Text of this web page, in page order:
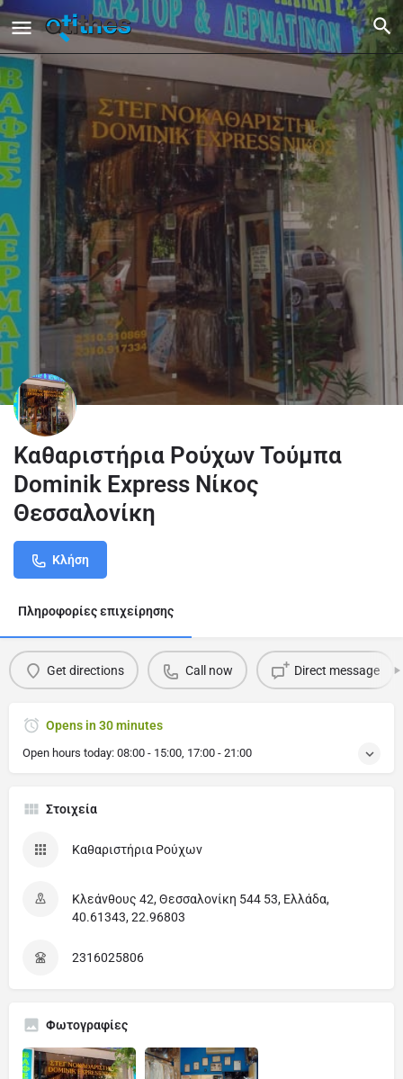
Καθαριστήρια Ρούχων Τούμπα
Dominik Express Νίκος
Θεσσαλονίκη
Κλήση
Πληροφορίες επιχείρησης
Get directions Call now Direct message
Opens in 30 minutes
Open hours today: 08:00 - 15:00, 17:00 - 21:00
Στοιχεία
Καθαριστήρια Ρούχων
Κλεάνθους 42, Θεσσαλονίκη 544 53, Ελλάδα,
40.61343, 22.96803
2316025806
Φωτογραφίες